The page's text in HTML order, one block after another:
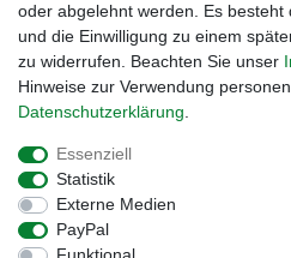
Impressum
oder abgelehnt werden. Es besteht
und die Einwilligung zu einem
zu widerrufen. Beachten Sie unser
Hinweise zur Verwendung
Daten­schutz­erklärung
Essenziell
Statistik
Externe Medien
PayPal